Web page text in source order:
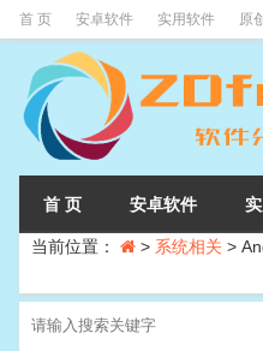
首 页 安卓软件 实用软件 原
首 页 安卓软件
当前位置： > 系统相关 >